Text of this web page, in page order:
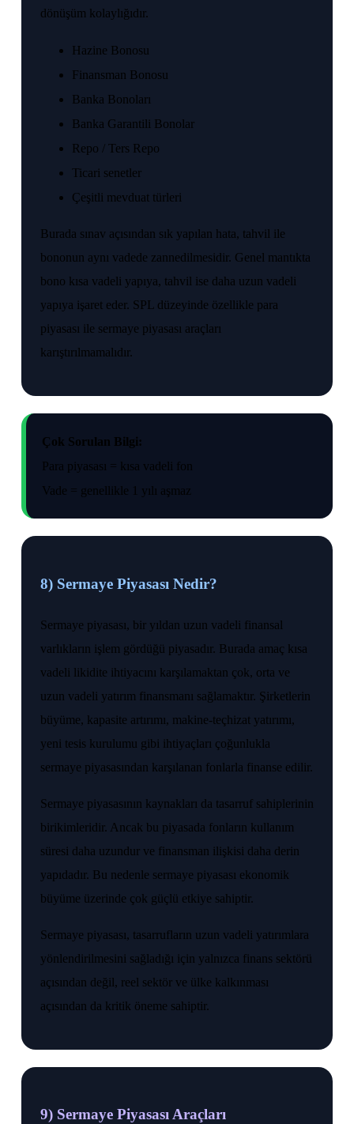
dönüşüm kolaylığıdır.
Hazine Bonosu
Finansman Bonosu
Banka Bonoları
Banka Garantili Bonolar
Repo / Ters Repo
Ticari senetler
Çeşitli mevduat türleri
Burada sınav açısından sık yapılan hata, tahvil ile
bononun aynı vadede zannedilmesidir. Genel mantıkta
bono kısa vadeli yapıya, tahvil ise daha uzun vadeli
yapıya işaret eder. SPL düzeyinde özellikle para
piyasası ile sermaye piyasası araçları
karıştırılmamalıdır.
Çok Sorulan Bilgi:
Para piyasası = kısa vadeli fon
Vade = genellikle 1 yılı aşmaz
8) Sermaye Piyasası Nedir?
Sermaye piyasası, bir yıldan uzun vadeli finansal
varlıkların işlem gördüğü piyasadır. Burada amaç kısa
vadeli likidite ihtiyacını karşılamaktan çok, orta ve
uzun vadeli yatırım finansmanı sağlamaktır. Şirketlerin
büyüme, kapasite artırımı, makine-teçhizat yatırımı,
yeni tesis kurulumu gibi ihtiyaçları çoğunlukla
sermaye piyasasından karşılanan fonlarla finanse edilir.
Sermaye piyasasının kaynakları da tasarruf sahiplerinin
birikimleridir. Ancak bu piyasada fonların kullanım
süresi daha uzundur ve finansman ilişkisi daha derin
yapıdadır. Bu nedenle sermaye piyasası ekonomik
büyüme üzerinde çok güçlü etkiye sahiptir.
Sermaye piyasası, tasarrufların uzun vadeli yatırımlara
yönlendirilmesini sağladığı için yalnızca finans sektörü
açısından değil, reel sektör ve ülke kalkınması
açısından da kritik öneme sahiptir.
9) Sermaye Piyasası Araçları